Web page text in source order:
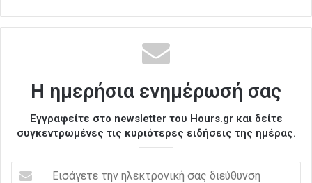
Η ημερήσια ενημέρωσή σας
Εγγραφείτε στο newsletter του Hours.gr και δείτε
συγκεντρωμένες τις κυριότερες ειδήσεις της ημέρας.